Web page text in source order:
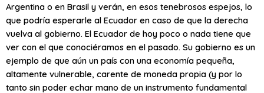
Argentina o en Brasil y verán, en esos tenebrosos espejos, lo
que podría esperarle al Ecuador en caso de que la derecha
vuelva al gobierno. El Ecuador de hoy poco o nada tiene que
ver con el que conociéramos en el pasado. Su gobierno es un
ejemplo de que aún un país con una economía pequeña,
altamente vulnerable, carente de moneda propia (y por lo
tanto sin poder echar mano de un instrumento fundamental